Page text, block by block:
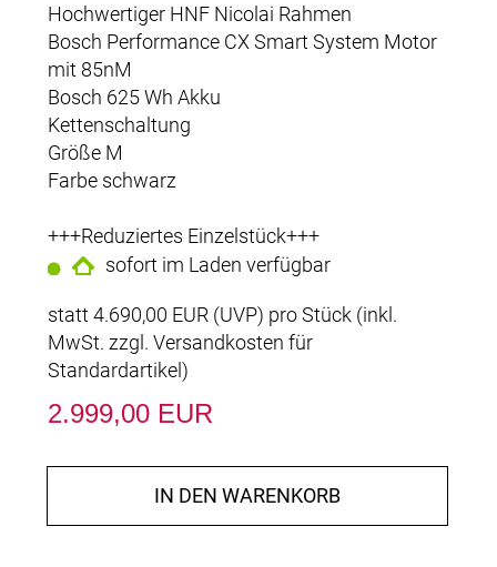
Hochwertiger HNF Nicolai Rahmen
Bosch Performance CX Smart System Motor
mit 85nM
Bosch 625 Wh Akku
Kettenschaltung
Größe M
Farbe schwarz
+++Reduziertes Einzelstück+++
sofort im Laden verfügbar
statt4.690,00 EUR (UVP) pro Stück (inkl.
MwSt. zzgl. Versandkosten für
Standardartikel)
2.999,00 EUR
IN DEN WARENKORB